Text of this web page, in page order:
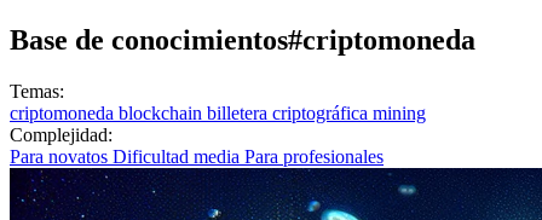
Base de conocimientos#criptomoneda
Temas:
criptomoneda blockchain billetera criptográfica mining
Complejidad:
Para novatos Dificultad media Para profesionales